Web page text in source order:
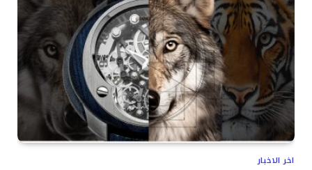
اخر الاخبار